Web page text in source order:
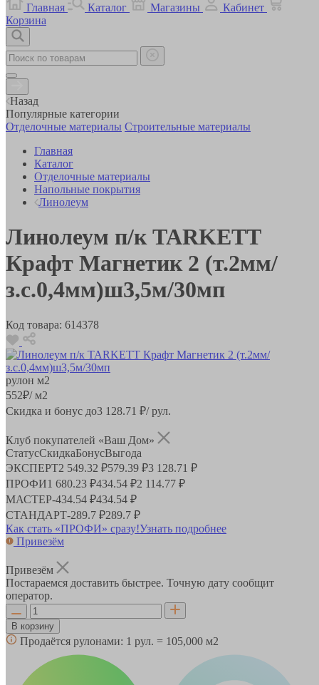
Главная
Каталог Магазины
Кабинет
Корзина
Назад
Популярные категории
Отделочные материалы Строительные материалы
Главная
Каталог
Отделочные материалы
Напольные покрытия
Линолеум
Линолеум п/к TARKETT
Крафт Магнетик 2 (т.2мм/
з.с.0,4мм)ш3,5м/30мп
Код товара: 614378
рулон м2
552₽/ м2
Скидка и бонус до3 128.71 ₽/ рул.
Клуб покупателей «Ваш Дом»
СтатусСкидкаБонусВыгода
ЭКСПЕРТ2 549.32 ₽579.39 ₽3 128.71 ₽
ПРОФИ1 680.23 ₽434.54 ₽2 114.77 ₽
МАСТЕР-434.54 ₽434.54 ₽
СТАНДАРТ-289.7 ₽289.7 ₽
Как стать «ПРОФИ» сразу!Узнать подробнее
Привезём
Привезём
Постараемся доставить быстрее. Точную дату сообщит
оператор.
В корзину
Продаётся рулонами: 1 рул. = 105,000 м2